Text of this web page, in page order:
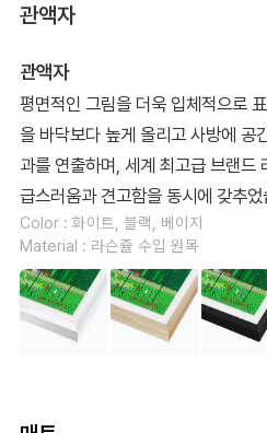
관액자
관액자
평면적인 그림을 더욱 입체적으로
을 바닥보다 높게 올리고 사방에 공
과를 연출하며, 세계 최고급 브랜드
급스러움과 견고함을 동시에 갖추었
Color : 화이트, 블랙, 베이지
Material : 라슨쥴 수입 원목